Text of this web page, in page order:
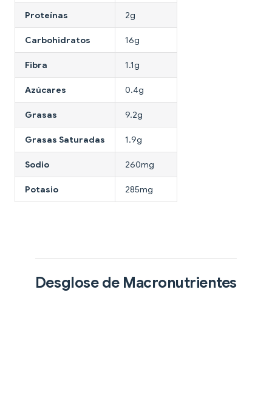
Proteínas 2g
Carbohidratos 16g
Fibra 1.1g
Azúcares 0.4g
Grasas 9.2g
Grasas Saturadas 1.9g
Sodio 260mg
Potasio 285mg
Desglose de Macronutrientes